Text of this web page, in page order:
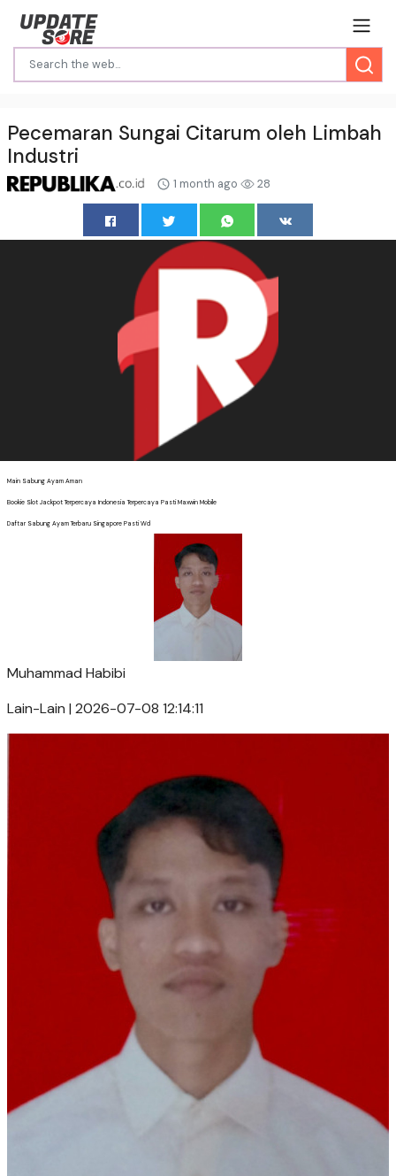
Pecemaran Sungai Citarum oleh Limbah
Industri
1 month ago 28
Main Sabung Ayam Aman
Bookie Slot Jackpot Terpercaya Indonesia Terpercaya Pasti Maxwin Mobile
Daftar Sabung Ayam Terbaru Singapore Pasti Wd
Muhammad Habibi
Lain-Lain | 2026-07-08 12:14:11